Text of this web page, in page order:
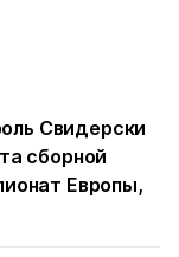
Свидерски
сборной
Европы,